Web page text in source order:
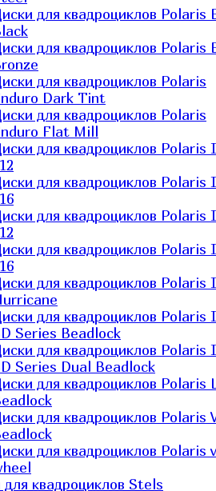
для квадроциклов Polaris
для квадроциклов Polaris
для квадроциклов Polaris
Dark Tint
для квадроциклов Polaris
Flat Mill
для квадроциклов Polaris
для квадроциклов Polaris
для квадроциклов Polaris
для квадроциклов Polaris
для квадроциклов Polaris
для квадроциклов Polaris
Series Beadlock
для квадроциклов Polaris
Series Dual Beadlock
для квадроциклов Polaris
для квадроциклов Polaris
для квадроциклов Polaris
для квадроциклов Stels